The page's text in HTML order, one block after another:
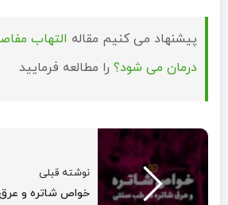
پیشنهاد می کنیم مقاله التهاب
درمان می شود؟ را مطالعه فرمایید
نوشته قبلی
خواص شاتره و